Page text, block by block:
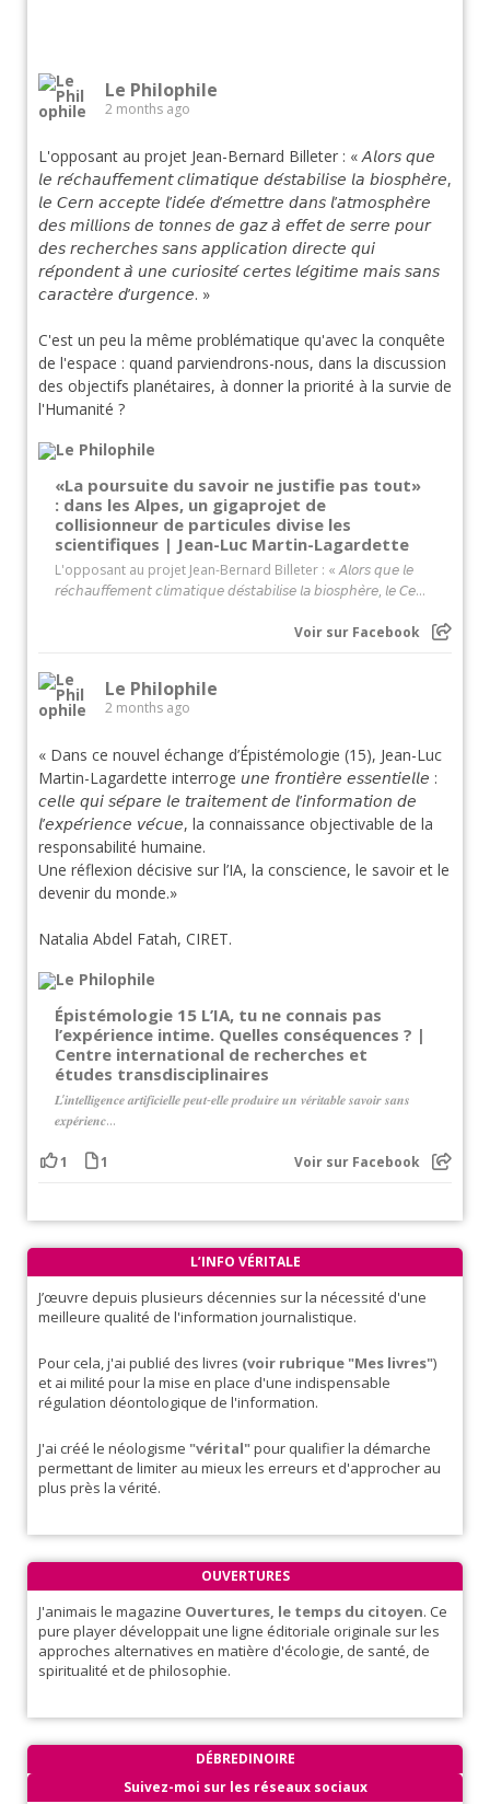
Le Philophile
2 months ago
L'opposant au projet Jean-Bernard Billeter : « 𝘈𝘭𝘰𝘳𝘴 𝘲𝘶𝘦
𝘭𝘦 𝘳𝘦́𝘤𝘩𝘢𝘶𝘧𝘧𝘦𝘮𝘦𝘯𝘵 𝘤𝘭𝘪𝘮𝘢𝘵𝘪𝘲𝘶𝘦 𝘥𝘦́𝘴𝘵𝘢𝘣𝘪𝘭𝘪𝘴𝘦 𝘭𝘢 𝘣𝘪𝘰𝘴𝘱𝘩𝘦̀𝘳𝘦,
𝘭𝘦 𝘊𝘦𝘳𝘯 𝘢𝘤𝘤𝘦𝘱𝘵𝘦 𝘭’𝘪𝘥𝘦́𝘦 𝘥’𝘦́𝘮𝘦𝘵𝘵𝘳𝘦 𝘥𝘢𝘯𝘴 𝘭’𝘢𝘵𝘮𝘰𝘴𝘱𝘩𝘦̀𝘳𝘦
𝘥𝘦𝘴 𝘮𝘪𝘭𝘭𝘪𝘰𝘯𝘴 𝘥𝘦 𝘵𝘰𝘯𝘯𝘦𝘴 𝘥𝘦 𝘨𝘢𝘻 𝘢̀ 𝘦𝘧𝘧𝘦𝘵 𝘥𝘦 𝘴𝘦𝘳𝘳𝘦 𝘱𝘰𝘶𝘳
𝘥𝘦𝘴 𝘳𝘦𝘤𝘩𝘦𝘳𝘤𝘩𝘦𝘴 𝘴𝘢𝘯𝘴 𝘢𝘱𝘱𝘭𝘪𝘤𝘢𝘵𝘪𝘰𝘯 𝘥𝘪𝘳𝘦𝘤𝘵𝘦 𝘲𝘶𝘪
𝘳𝘦́𝘱𝘰𝘯𝘥𝘦𝘯𝘵 𝘢̀ 𝘶𝘯𝘦 𝘤𝘶𝘳𝘪𝘰𝘴𝘪𝘵𝘦́ 𝘤𝘦𝘳𝘵𝘦𝘴 𝘭𝘦́𝘨𝘪𝘵𝘪𝘮𝘦 𝘮𝘢𝘪𝘴 𝘴𝘢𝘯𝘴
𝘤𝘢𝘳𝘢𝘤𝘵𝘦̀𝘳𝘦 𝘥’𝘶𝘳𝘨𝘦𝘯𝘤𝘦. »
C'est un peu la même problématique qu'avec la conquête
de l'espace : quand parviendrons-nous, dans la discussion
des objectifs planétaires, à donner la priorité à la survie de
l'Humanité ?
«La poursuite du savoir ne justifie pas tout»
: dans les Alpes, un gigaprojet de
collisionneur de particules divise les
scientifiques | Jean-Luc Martin-Lagardette
L'opposant au projet Jean-Bernard Billeter : « 𝘈𝘭𝘰𝘳𝘴 𝘲𝘶𝘦 𝘭𝘦
𝘳𝘦́𝘤𝘩𝘢𝘶𝘧𝘧𝘦𝘮𝘦𝘯𝘵 𝘤𝘭𝘪𝘮𝘢𝘵𝘪𝘲𝘶𝘦 𝘥𝘦́𝘴𝘵𝘢𝘣𝘪𝘭𝘪𝘴𝘦 𝘭𝘢 𝘣𝘪𝘰𝘴𝘱𝘩𝘦̀𝘳𝘦, 𝘭𝘦 𝘊𝘦...
Voir sur Facebook
Le Philophile
2 months ago
« Dans ce nouvel échange d’Épistémologie (15), Jean-Luc
Martin-Lagardette interroge 𝘶𝘯𝘦 𝘧𝘳𝘰𝘯𝘵𝘪𝘦̀𝘳𝘦 𝘦𝘴𝘴𝘦𝘯𝘵𝘪𝘦𝘭𝘭𝘦 :
𝘤𝘦𝘭𝘭𝘦 𝘲𝘶𝘪 𝘴𝘦́𝘱𝘢𝘳𝘦 𝘭𝘦 𝘵𝘳𝘢𝘪𝘵𝘦𝘮𝘦𝘯𝘵 𝘥𝘦 𝘭’𝘪𝘯𝘧𝘰𝘳𝘮𝘢𝘵𝘪𝘰𝘯 𝘥𝘦
𝘭’𝘦𝘹𝘱𝘦́𝘳𝘪𝘦𝘯𝘤𝘦 𝘷𝘦́𝘤𝘶𝘦, la connaissance objectivable de la
responsabilité humaine.
Une réflexion décisive sur l’IA, la conscience, le savoir et le
devenir du monde.»
Natalia Abdel Fatah, CIRET.
Épistémologie 15 L’IA, tu ne connais pas
l’expérience intime. Quelles conséquences ? |
Centre international de recherches et
études transdisciplinaires
𝑳’𝒊𝒏𝒕𝒆𝒍𝒍𝒊𝒈𝒆𝒏𝒄𝒆 𝒂𝒓𝒕𝒊𝒇𝒊𝒄𝒊𝒆𝒍𝒍𝒆 𝒑𝒆𝒖𝒕-𝒆𝒍𝒍𝒆 𝒑𝒓𝒐𝒅𝒖𝒊𝒓𝒆 𝒖𝒏 𝒗𝒆́𝒓𝒊𝒕𝒂𝒃𝒍𝒆 𝒔𝒂𝒗𝒐𝒊𝒓 𝒔𝒂𝒏𝒔
𝒆𝒙𝒑𝒆́𝒓𝒊𝒆𝒏𝒄...
1 1 Voir sur Facebook
L’INFO VÉRITALE
J’œuvre depuis plusieurs décennies sur la nécessité d'une
meilleure qualité de l'information journalistique.
Pour cela, j'ai publié des livres (voir rubrique "Mes livres")
et ai milité pour la mise en place d'une indispensable
régulation déontologique de l'information.
J'ai créé le néologisme "vérital"pour qualifier la démarche
permettant de limiter au mieux les erreurs et d'approcher au
plus près la vérité.
OUVERTURES
J'animais le magazine Ouvertures, le temps du citoyen. Ce
pure player développait une ligne éditoriale originale sur les
approches alternatives en matière d'écologie, de santé, de
spiritualité et de philosophie.
DÉBREDINOIRE
Suivez-moi sur les réseaux sociaux